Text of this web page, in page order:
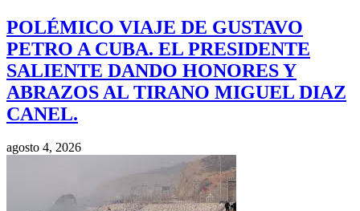
POLÉMICO VIAJE DE GUSTAVO
PETRO A CUBA. EL PRESIDENTE
SALIENTE DANDO HONORES Y
ABRAZOS AL TIRANO MIGUEL DIAZ
CANEL.
agosto 4, 2026